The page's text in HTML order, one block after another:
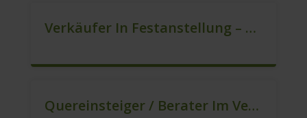
Verkäufer In Festanstellung – Top Gehalt (m/w/d)
Quereinsteiger / Berater Im Vertrieb In Festanstellung (m/w/d)